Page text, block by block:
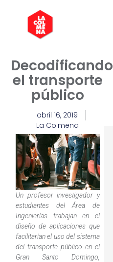
Decodificando
el transporte
público
abril 16, 2019
La Colmena
Un profesor investigador y
estudiantes del Área de
Ingenierías trabajan en el
diseño de aplicaciones que
facilitarían el uso del sistema
del transporte público en el
Gran Santo Domingo,